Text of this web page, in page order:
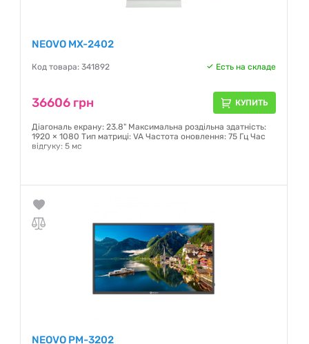
NEOVO MX-2402
Код товара: 341892 Есть на складе
36606 грн КУПИТЬ
Діагональ екрану: 23.8" Максимальна роздільна здатність:
1920 × 1080 Тип матриці: VA Частота оновлення: 75 Гц Час
відгуку: 5 мс
NEOVO PM-3202